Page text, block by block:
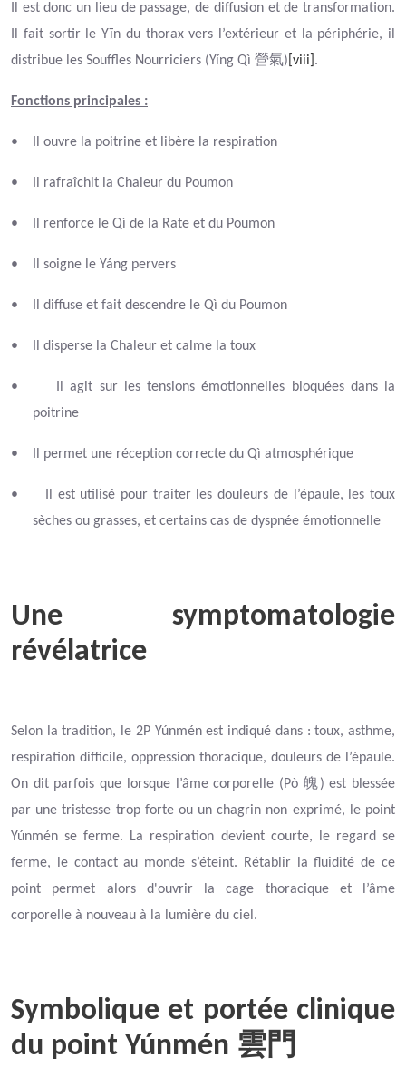
Il est donc un lieu de passage, de diffusion et de transformation.
Il fait sortir le Yīn du thorax vers l’extérieur et la périphérie, il
distribue les Souffles Nourriciers (Yíng Qì 營氣) [viii] .
Fonctions principales :
• Il ouvre la poitrine et libère la respiration
• Il rafraîchit la Chaleur du Poumon
• Il renforce le Qì de la Rate et du Poumon
• Il soigne le Yáng pervers
• Il diffuse et fait descendre le Qì du Poumon
• Il disperse la Chaleur et calme la toux
•
Il agit sur les tensions émotionnelles bloquées dans la
poitrine
• Il permet une réception correcte du Qì atmosphérique
•
Il est utilisé pour traiter les douleurs de l’épaule, les toux
sèches ou grasses, et certains cas de dyspnée émotionnelle
Une symptomatologie
révélatrice
Selon la tradition, le 2P Yúnmén est indiqué dans : toux, asthme,
respiration difficile, oppression thoracique, douleurs de l’épaule.
On dit parfois que lorsque l’âme corporelle (Pò 魄) est blessée
par une tristesse trop forte ou un chagrin non exprimé, le point
Yúnmén se ferme. La respiration devient courte, le regard se
ferme, le contact au monde s’éteint. Rétablir la fluidité de ce
point permet alors d'ouvrir la cage thoracique et l’âme
corporelle à nouveau à la lumière du ciel.
Symbolique et portée clinique
du point Yúnmén 雲門